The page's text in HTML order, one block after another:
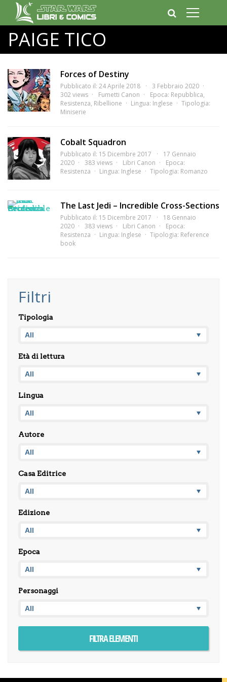
PAIGE TICO
Forces of Destiny
Pubblicato il: 24 Aprile 2018
3 Febbraio 2020
302 views
Fumetti Canon Epoca: Repubblica,
Resistenza, Ribellione Lingua: Inglese
Tipologia:
Miniserie
Cobalt Squadron
Pubblicato il: 15 Dicembre 2017
17 Gennaio
2020
383 views Libri Canon
Epoca:
Resistenza
Lingua: Inglese Tipologia: Romanzo
The Last Jedi – Incredible Cross-Sections
Pubblicato il: 15 Dicembre 2017
18 Gennaio
2020
383 views Libri Canon
Epoca:
Resistenza
Lingua: Inglese Tipologia: Reference
book
Filtri
Tipologia
Età di lettura
Lingua
Autore
Casa Editrice
Edizione
Epoca
Personaggi